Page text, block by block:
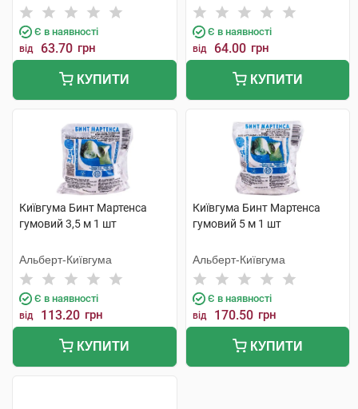
Є в наявності
від 63.70 грн
КУПИТИ
Метіріалс
Є в наявності
від 64.00 грн
КУПИТИ
Київгума Бинт Мартенса
гумовий 3,5 м 1 шт
Альберт-Київгума
Є в наявності
від 113.20 грн
КУПИТИ
Київгума Бинт Мартенса
гумовий 5 м 1 шт
Альберт-Київгума
Є в наявності
від 170.50 грн
КУПИТИ